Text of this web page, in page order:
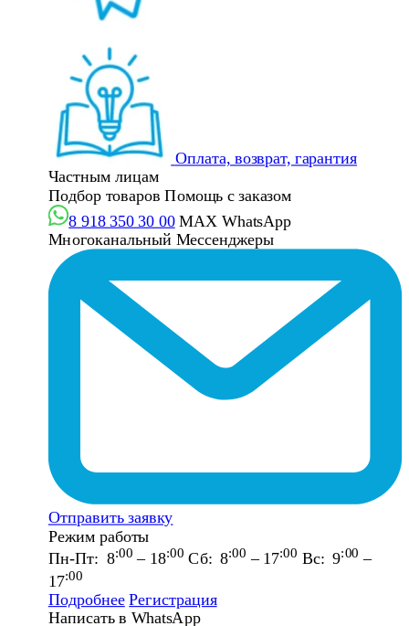
Оплата, возврат, гарантия
Частным лицам
Подбор товаров Помощь с заказом
8 918 350 30 00 MAX WhatsApp
Многоканальный Мессенджеры
Отправить заявку
Режим работы
Пн-Пт: 8:00 – 18:00 Сб: 8:00 – 17:00 Вс: 9:00 –
17:00
Подробнее Регистрация
Написать в WhatsApp